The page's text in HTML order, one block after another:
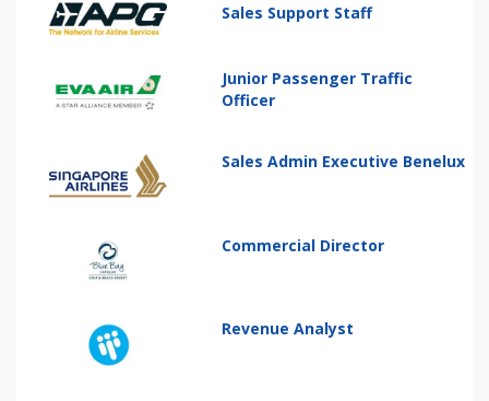
Sales Support Staff
Junior Passenger Traffic
Officer
Sales Admin Executive Benelux
Commercial Director
Revenue Analyst